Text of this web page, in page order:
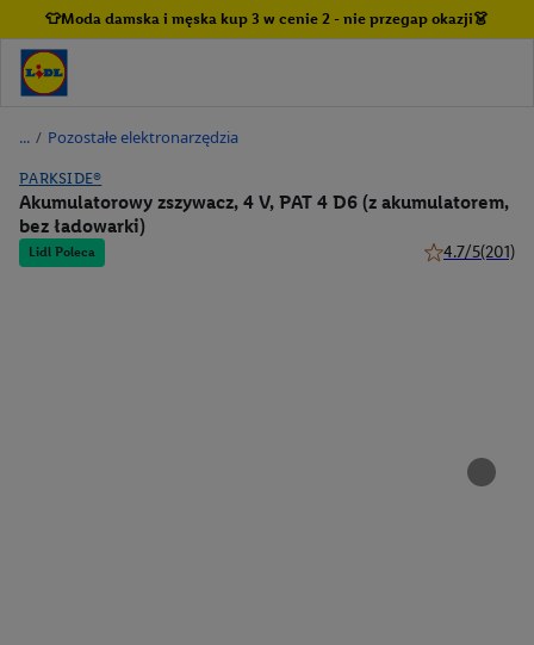
👕Moda damska i męska kup 3 w cenie 2 - nie przegap okazji👗
/ Pozostałe elektronarzędzia
PARKSIDE®
Akumulatorowy zszywacz, 4 V, PAT 4 D6 (z akumulatorem,
bez ładowarki)
Lidl Poleca 4.7/5(201)